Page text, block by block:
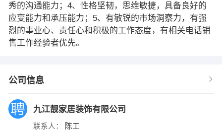
秀的沟通能力；4、性格坚韧，思维敏捷，具备良好的
应变能力和承压能力；5、有敏锐的市场洞察力，有强
烈的事业心、责任心和积极的工作态度，有相关电话销
售工作经验者优先。
公司信息
九江靓家居装饰有限公司
联系人： 陈工